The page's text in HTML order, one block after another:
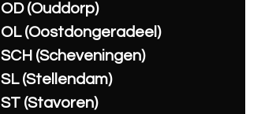
OD (Ouddorp)
OL (Oostdongeradeel)
SCH (Scheveningen)
SL (Stellendam)
ST (Stavoren)